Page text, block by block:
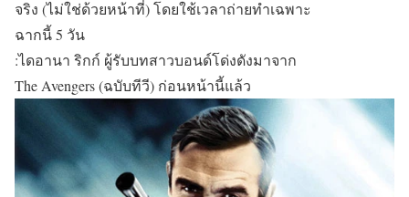
จริง (ไม่ใช่ด้วยหน้าที่) โดยใช้เวลาถ่ายทำเฉพาะ
ฉากนี้ 5 วัน
:ไดอานา ริกก์ ผู้รับบทสาวบอนด์โด่งดังมาจาก
The Avengers (ฉบับทีวี) ก่อนหน้านี้แล้ว